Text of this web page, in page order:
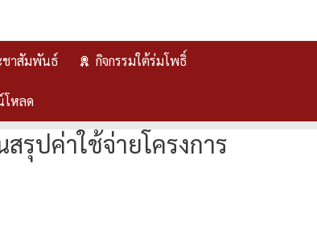
ชาสัมพันธ์ กิจกรรมใต้ร่มโพธิ์
โหลด
รุปค่าใช้จ่ายโครงการ